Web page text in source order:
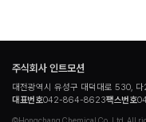
주식회사 인트모션
대전광역시 유성구 대덕대로 530,
대표번호042-864-8623팩스번호